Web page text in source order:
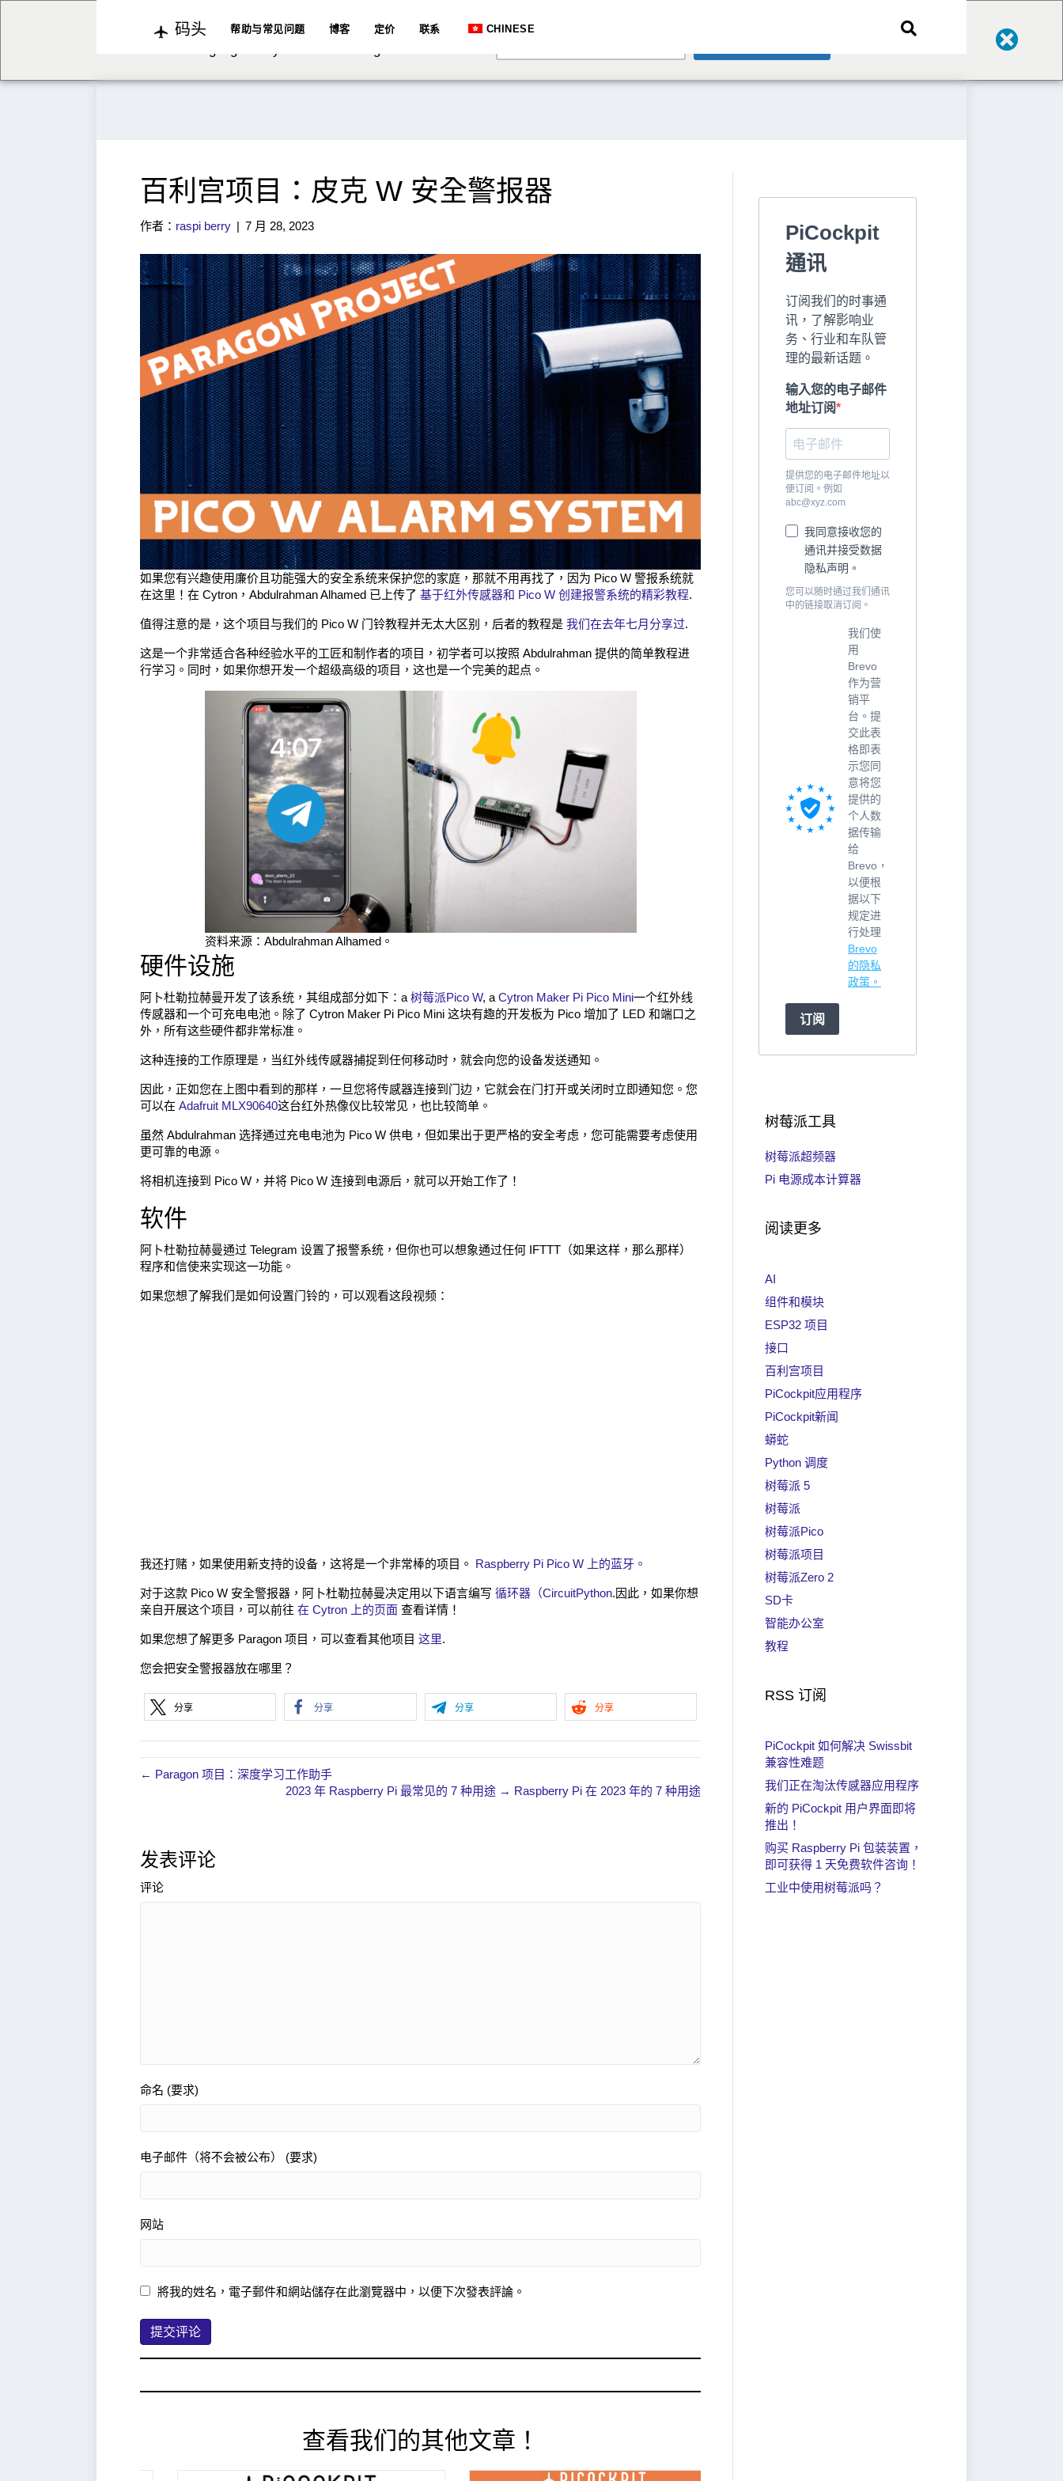
We've detected you might be speaking a different
English
码头 帮助与常见问题 博客 定价 联系 CHINESE
百利宫项目：皮克 W 安全警报器
作者： raspi berry | 7 月 28, 2023
如果您有兴趣使用廉价且功能强大的安全系统来保护您的家庭，那就不用再找了，因为 Pico W 警报系统就
在这里！在 Cytron，Abdulrahman Alhamed 已上传了 基于红外传感器和 Pico W 创建报警系统的精彩教程.
值得注意的是，这个项目与我们的 Pico W 门铃教程并无太大区别，后者的教程是 我们在去年七月分享过.
这是一个非常适合各种经验水平的工匠和制作者的项目，初学者可以按照 Abdulrahman 提供的简单教程进
行学习。同时，如果你想开发一个超级高级的项目，这也是一个完美的起点。
资料来源：Abdulrahman Alhamed。
硬件设施
阿卜杜勒拉赫曼开发了该系统，其组成部分如下：a 树莓派Pico W, a Cytron Maker Pi Pico Mini一个红外线
传感器和一个可充电电池。除了 Cytron Maker Pi Pico Mini 这块有趣的开发板为 Pico 增加了 LED 和端口之
外，所有这些硬件都非常标准。
这种连接的工作原理是，当红外线传感器捕捉到任何移动时，就会向您的设备发送通知。
因此，正如您在上图中看到的那样，一旦您将传感器连接到门边，它就会在门打开或关闭时立即通知您。您
可以在 Adafruit MLX90640这台红外热像仪比较常见，也比较简单。
虽然 Abdulrahman 选择通过充电电池为 Pico W 供电，但如果出于更严格的安全考虑，您可能需要考虑使用
更可靠的电源。
将相机连接到 Pico W，并将 Pico W 连接到电源后，就可以开始工作了！
软件
阿卜杜勒拉赫曼通过 Telegram 设置了报警系统，但你也可以想象通过任何 IFTTT（如果这样，那么那样）
程序和信使来实现这一功能。
如果您想了解我们是如何设置门铃的，可以观看这段视频：
我还打赌，如果使用新支持的设备，这将是一个非常棒的项目。 Raspberry Pi Pico W 上的蓝牙。
对于这款 Pico W 安全警报器，阿卜杜勒拉赫曼决定用以下语言编写 循环器（CircuitPython.因此，如果你想
亲自开展这个项目，可以前往 在 Cytron 上的页面 查看详情！
如果您想了解更多 Paragon 项目，可以查看其他项目 这里.
您会把安全警报器放在哪里？
分享 分享 分享 分享
← Paragon 项目：深度学习工作助手
2023 年 Raspberry Pi 最常见的 7 种用途 → Raspberry Pi 在 2023 年的 7 种用途
发表评论
评论
命名 (要求)
电子邮件（将不会被公布） (要求)
网站
將我的姓名，電子郵件和網站儲存在此瀏覽器中，以便下次發表評論。
查看我们的其他文章！
PiCockpit
通讯
订阅我们的时事通
讯，了解影响业
务、行业和车队管
理的最新话题。
输入您的电子邮件
地址订阅
提供您的电子邮件地址以
便订阅。例如
abc@xyz.com
我同意接收您的
通讯并接受数据
隐私声明。
您可以随时通过我们通讯
中的链接取消订阅。
我们使
用
Brevo
作为营
销平
台。提
交此表
格即表
示您同
意将您
提供的
个人数
据传输
给
Brevo，
以便根
据以下
规定进
行处理
Brevo
的隐私
政策。
订阅
树莓派工具
树莓派超频器
Pi 电源成本计算器
阅读更多
AI
组件和模块
ESP32 项目
接口
百利宫项目
PiCockpit应用程序
PiCockpit新闻
蟒蛇
Python 调度
树莓派 5
树莓派
树莓派Pico
树莓派项目
树莓派Zero 2
SD卡
智能办公室
教程
RSS 订阅
PiCockpit 如何解决 Swissbit
兼容性难题
我们正在淘汰传感器应用程序
新的 PiCockpit 用户界面即将
推出！
购买 Raspberry Pi 包装装置，
即可获得 1 天免费软件咨询！
工业中使用树莓派吗？